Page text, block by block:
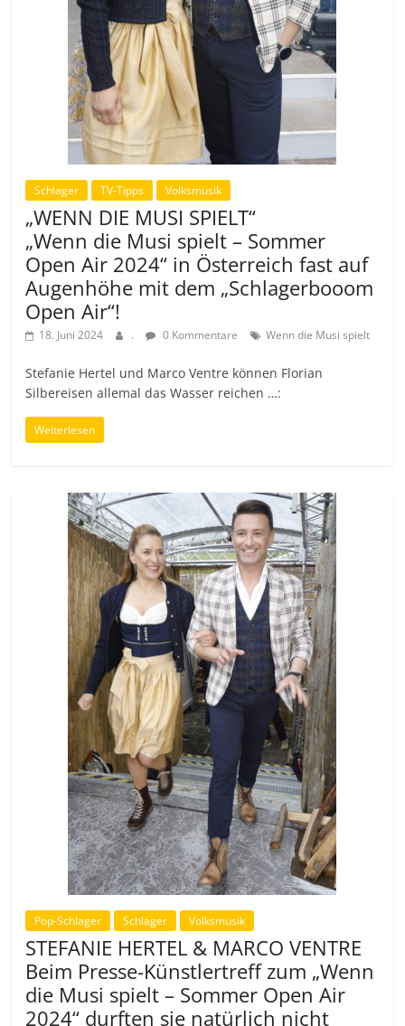
Schlager TV-Tipps Volksmusik
„WENN DIE MUSI SPIELT“
„Wenn die Musi spielt – Sommer
Open Air 2024“ in Österreich fast auf
Augenhöhe mit dem „Schlagerbooom
Open Air“!
18. Juni 2024 . 0 Kommentare Wenn die Musi spielt
Stefanie Hertel und Marco Ventre können Florian
Silbereisen allemal das Wasser reichen …:
Weiterlesen
Pop-Schlager Schlager Volksmusik
STEFANIE HERTEL & MARCO VENTRE
Beim Presse-Künstlertreff zum „Wenn
die Musi spielt – Sommer Open Air
2024“ durften sie natürlich nicht